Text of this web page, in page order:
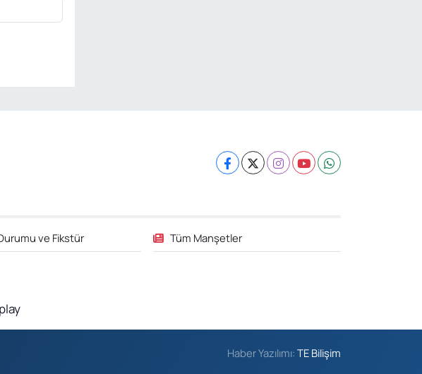
ve Fikstür Tüm Manşetler
Haber Yazılımı:TE Bilişim